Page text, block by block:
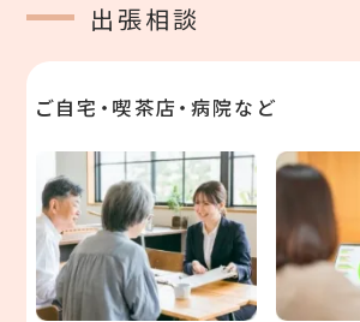
出張相談
ご自宅・喫茶店・病院など